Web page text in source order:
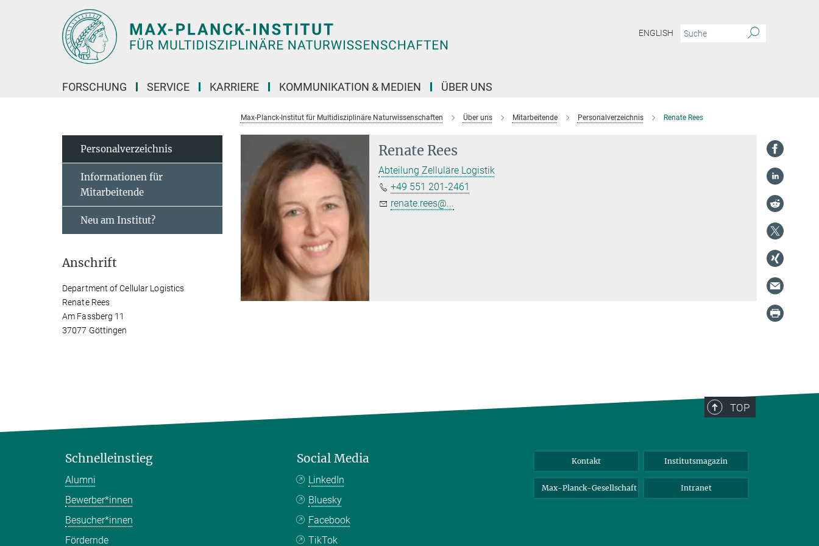
ENGLISH
FORSCHUNG SERVICE KARRIERE KOMMUNIKATION & MEDIEN ÜBER UNS
Max-Planck-Institut für Multidisziplinäre Naturwissenschaften Über uns Mitarbeitende Personalverzeichnis Renate Rees
Renate Rees
Abteilung Zelluläre Logistik
+49 551 201-2461
renate.rees@...
Personal­verzeichnis
Informationen für
Mitarbeitende
Neu am Institut?
Anschrift
Department of Cellular Logistics
Renate Rees
Am Fassberg 11
37077 Göttingen
TOP
Schnelleinstieg
Alumni
Bewerber*innen
Besucher*innen
Fördernde
Social Media
LinkedIn
Bluesky
Facebook
TikTok
Kontakt Institutsmagazin
Max-Planck-Gesellschaft Intranet